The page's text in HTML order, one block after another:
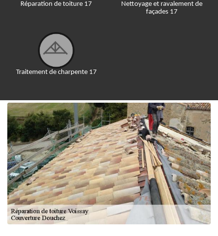
Réparation de toiture 17
Traitement de charpente 17
Nettoyage et ravalement de
façades 17